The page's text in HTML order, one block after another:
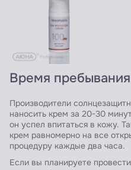
Время
Производители
наносить крем за 20-30
он успел впитаться в кожу.
крем равномерно на все
процедуру каждые два часа.
Если вы планируете